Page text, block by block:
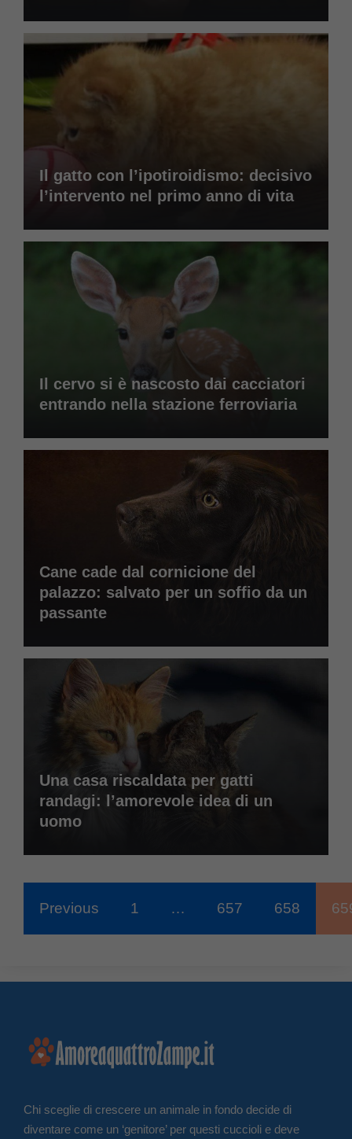
Il gatto con l’ipotiroidismo: decisivo
l’intervento nel primo anno di vita
Il cervo si è nascosto dai cacciatori
entrando nella stazione ferroviaria
Cane cade dal cornicione del
palazzo: salvato per un soffio da un
passante
Una casa riscaldata per gatti
randagi: l’amorevole idea di un
uomo
Previous 1 … 657 658
Chi sceglie di crescere un animale in fondo decide di
diventare come un ‘genitore’ per questi cuccioli e deve